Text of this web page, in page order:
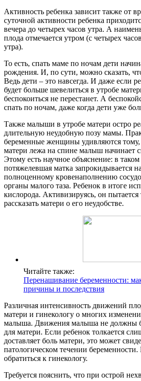
Активность ребенка зависит также от
суточной активности ребенка
вечера до четырех часов утра. А
плода отмечается утром (с четырех
утра).
То есть, спать маме по ночам дети
рождения. И, по сути, можно сказать,
Ведь дети – это навсегда. И даже если
будет больше шевелиться в утробе
беспокоиться не перестанет. А
спать по ночам, даже когда дети уже
Также малыши в утробе матери остро
длительную неудобную позу мамы.
беременные женщины удивляются
матери лежа на спине малыш начинает
Этому есть научное объяснение: в
потяжелевшая матка запрокидывается
полноценному кровенаполнению
органы малого таза. Ребенок в итоге
кислорода. Активизируясь, он
рассказать матери о его неудобстве.
Читайте также:
Перенашивание беременности:
причины и последствия
Различная интенсивность движений
матери и гинекологу о многих
малыша. Движения малыша не должны
для матери. Если ребенок толкается
доставляет боль матери, это может
патологическом течении
обратиться к гинекологу.
Требуется пояснить, что при острой